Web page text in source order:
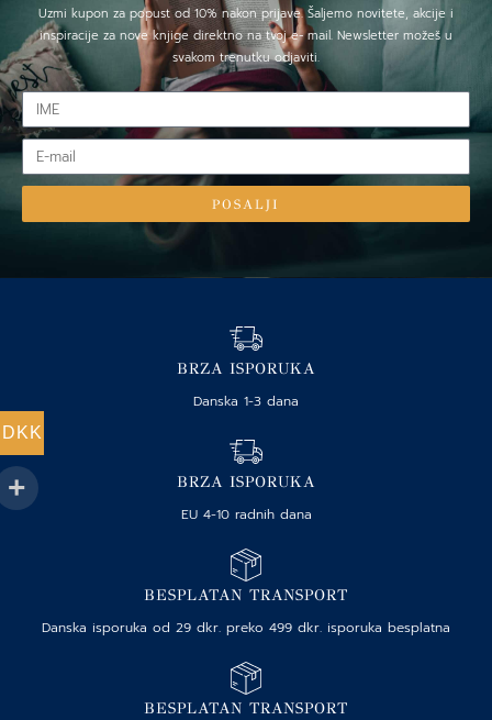
Uzmi kupon za popust od 10% nakon prijave. Šaljemo novitete, akcije i
inspiracije za nove knjige direktno na tvoj e- mail. Newsletter možeš u
svakom trenutku odjaviti.
IME
mail
POSALJI
BRZA ISPORUKA
Danska 1-3 dana
BRZA ISPORUKA
EU 4-10 radnih dana
BESPLATAN TRANSPORT
Danska isporuka od 29 dkr. preko 499 dkr. isporuka besplatna
BESPLATAN TRANSPORT
DKK